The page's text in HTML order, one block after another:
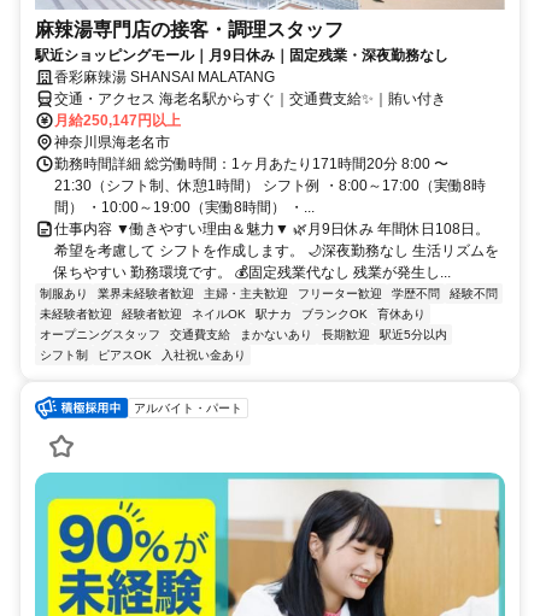
麻辣湯専門店の接客・調理スタッフ
駅近ショッピングモール｜月9日休み｜固定残業・深夜勤務なし
香彩麻辣湯 SHANSAI MALATANG
交通・アクセス 海老名駅からすぐ｜交通費支給✨｜賄い付き
月給250,147円以上
神奈川県海老名市
勤務時間詳細 総労働時間：1ヶ月あたり171時間20分 8:00 〜
21:30（シフト制、休憩1時間） シフト例 ・8:00～17:00（実働8時
間） ・10:00～19:00（実働8時間） ・...
仕事内容 ▼働きやすい理由＆魅力▼ 🌿月9日休み 年間休日108日。
希望を考慮して シフトを作成します。 🌙深夜勤務なし 生活リズムを
保ちやすい 勤務環境です。 💰固定残業代なし 残業が発生し...
制服あり 業界未経験者歓迎 主婦・主夫歓迎 フリーター歓迎 学歴不問
経験不問
未経験者歓迎
経験者歓迎 ネイルOK 駅ナカ ブランクOK
育休あり
オープニングスタッフ
交通費支給 まかないあり 長期歓迎
駅近5分以内
シフト制
ピアスOK 入社祝い金あり
アルバイト・パート